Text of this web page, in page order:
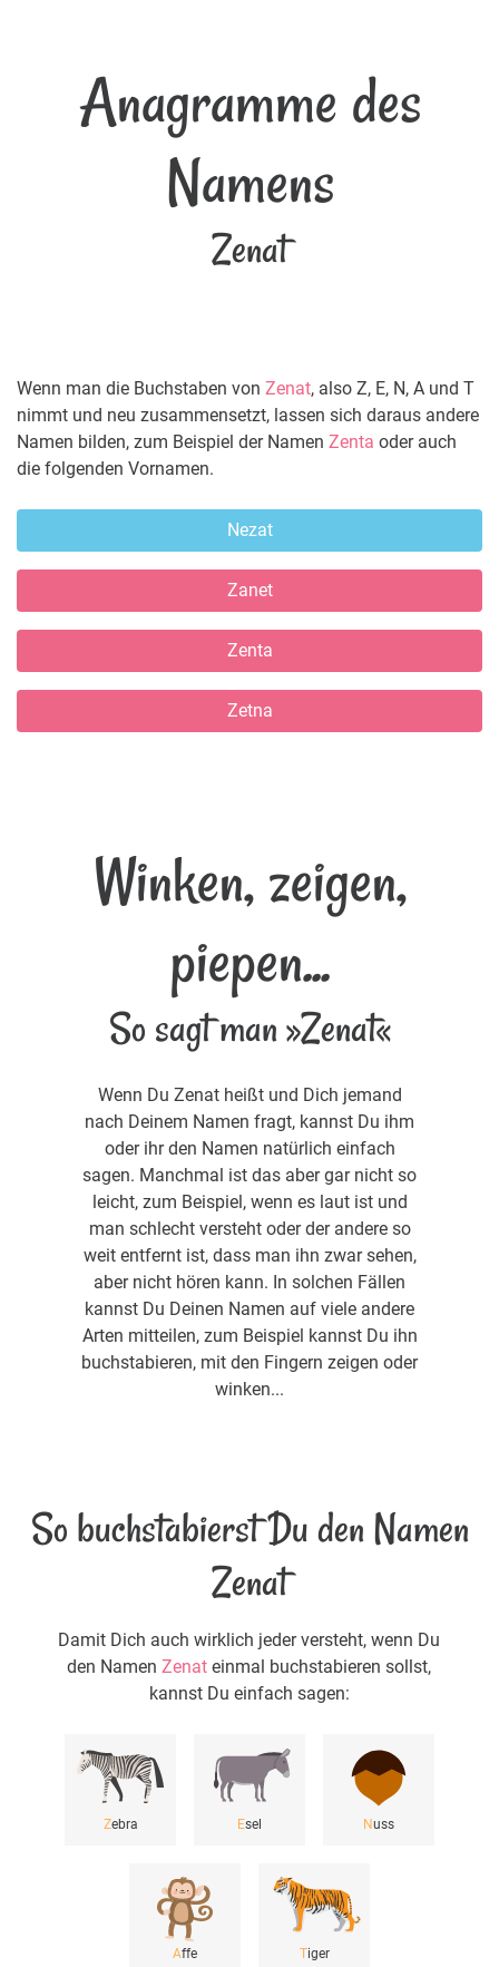
Anagramme des
Namens
Zenat
Wenn man die Buchstaben von Zenat, also Z, E, N, A und T
nimmt und neu zusammensetzt, lassen sich daraus andere
Namen bilden, zum Beispiel der Namen Zenta oder auch
die folgenden Vornamen.
Nezat
Zanet
Zenta
Zetna
Winken, zeigen,
piepen...
So sagt man »Zenat«
Wenn Du Zenat heißt und Dich jemand
nach Deinem Namen fragt, kannst Du ihm
oder ihr den Namen natürlich einfach
sagen. Manchmal ist das aber gar nicht so
leicht, zum Beispiel, wenn es laut ist und
man schlecht versteht oder der andere so
weit entfernt ist, dass man ihn zwar sehen,
aber nicht hören kann. In solchen Fällen
kannst Du Deinen Namen auf viele andere
Arten mitteilen, zum Beispiel kannst Du ihn
buchstabieren, mit den Fingern zeigen oder
winken...
So buchstabierst Du den Namen
Zenat
Damit Dich auch wirklich jeder versteht, wenn Du
den NamenZenat einmal buchstabieren sollst,
kannst Du einfach sagen:
Zebra Esel Nuss
Affe Tiger